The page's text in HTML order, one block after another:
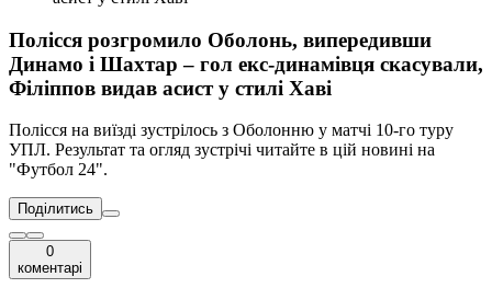
Полісся розгромило Оболонь, випередивши
Динамо і Шахтар – гол екс-динамівця скасували,
Філіппов видав асист у стилі Хаві
Полісся на виїзді зустрілось з Оболонню у матчі 10-го туру
УПЛ. Результат та огляд зустрічі читайте в цій новині на
"Футбол 24".
Поділитись
0
коментарі